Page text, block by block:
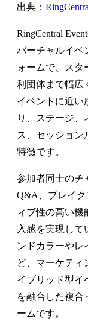
出典：
RingCentral
バーチャルイベ
ォームで、ス
利団体まで幅広
イベントに近い
り、ステージ、
ス、セッション
特徴です。
参加者同士のチ
Q&A、ブレイ
ィブ性の高い
入感を実現して
ンドカラーやレ
ど、マーケティ
イブリッド型イ
を融合した複合
ームです。